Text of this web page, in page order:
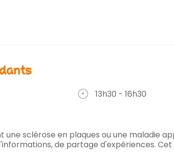
13h30 - 16h30
une sclérose en plaques ou une maladie
de partage d'expériences. Cet